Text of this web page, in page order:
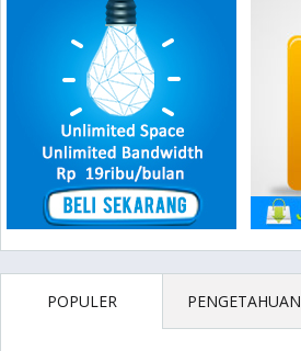
POPULER PENGETAHUAN